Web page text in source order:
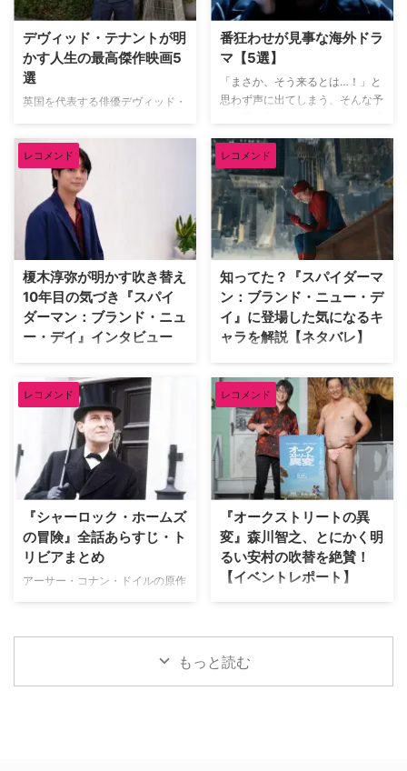
デヴィッド・テナントが明
かす人生の最高傑作映画5
選
英国を代表する俳優デヴィッド・
『グッド・オーメンズ』）が、映
像ソフトメーカーの米Criterion社
による人気企画「Criterion
Closet」に登場した。数多の名作
映画のDVDやBlu-rayが並ぶ夢の
ようなクローゼットを訪れたデヴ
ィッドは、自身が幼少期や俳優人
映画をピックアップ。その魅力を
熱く語った。 『バンデットQ』か
らオロノ劇の名作まで！独自のセ
ンスで選ぶ名作群 最初に彼が手
監督による幻想的なファンタジー
…
番狂わせが見事な海外ドラ
マ【5選】
「まさか、そう来るとは…！」と
思わず声に出てしまう、そんな予
醐味だろう。巧みに張り巡らされ
た伏線や衝撃のドンデン返しに、
気づけば最後まで一気見してしま
うことも。そんな予想を鮮やかに
裏切る番狂わせが見事な海外ドラ
マを米TV Lineが取り上げている
ので、そのうち5作品を紹介しよ
う。（※本記事は各作品の重要な
ネタバレを含みますのでご注意く
ださい） 予想外の展開にビック
リさせられた海外ドラマ 『イカ
ゲーム』 世界的ヒットを記録し
レコメンド
榎木淳弥が明かす吹き替え
10年目の気づき『スパイ
ダーマン：ブランド・ニュ
ー・デイ』インタビュー
『スパイダーマン：ブランド・ニ
ュー・デイ』日本語吹き替え版で
ピーター・パーカー／スパイダー
マンを演じる榎木淳弥にインタビ
ュー！ 孤独を抱えながらも成長
したピーターの魅力や、ハルク、
パニッシャーたちとの掛け合い、
そして本作に込められた意味につ
記憶をなくした世界で描かれる、
ピーターの「人間ドラマ」 ――
前作『スパイダーマン：ノー・ウ
ェイ・ホーム』ではドクター・ス
ター・パーカーに関する記憶が消
レコメンド
知ってた？『スパイダーマ
ン：ブランド・ニュー・デ
イ』に登場した気になるキ
ャラを解説【ネタバレ】
『スパイダーマン：ブランド・ニ
ュー・デイ』が大ヒット上映中。
ピーターやMJ、ネッドなどシリ
ーズおなじみの顔ぶれはもちろ
ん、他作品のヒーローや原作コミ
ックスのキャラクターも多数登場
している。そこで、映画をすでに
鑑賞した人向けに、気になるキャ
本記事には『スパイダーマン：ブ
ランド・ニュー・デイ』のネタバ
レが含まれます。 アベンジャー
ズでおなじみバナー博士が登場！
み、天才物理化学者のブルース・
レコメンド
『シャーロック・ホームズ
の冒険』全話あらすじ・ト
リビアまとめ
アーサー・コナン・ドイルの原作
年まで放送された名作ドラマ『シ
のうち、ドラマ化された全41話
レコメンド
『オークストリートの異
変』森川智之、とにかく明
るい安村の吹替を絶賛！
【イベントレポート】
J.J.エイブラムス製作の最新作映
8月14日（金）より日米同時公開
される。本作の公開を記念し、7
月29日（水）にパシフィコ横浜
「ヨコハマ恐竜展2026」内にて
もっと読む